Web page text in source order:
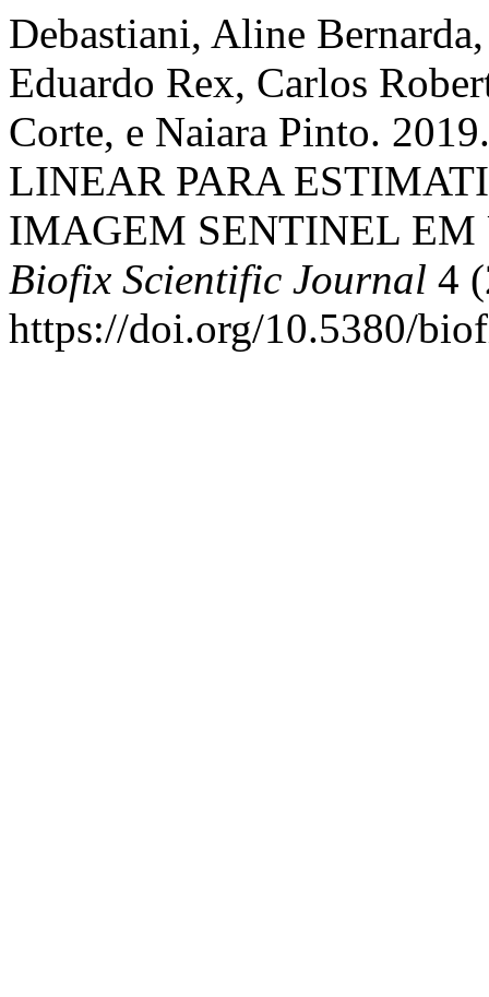
Debastiani, Aline
Eduardo Rex, Carlos
Corte, e Naiara Pinto.
LINEAR PARA
IMAGEM SENTINEL EM
Biofix Scientific Journal 4
https://doi.org/10.5380/